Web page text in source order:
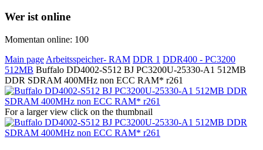
Wer ist online
Momentan online: 100
Main page Arbeitsspeicher- RAM DDR 1 DDR400 - PC3200
512MB Buffalo DD4002-S512 BJ PC3200U-25330-A1 512MB
DDR SDRAM 400MHz non ECC RAM* r261
For a larger view click on the thumbnail